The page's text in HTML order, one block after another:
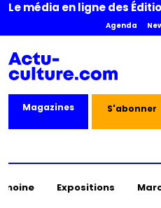
Le média en ligne des
Agenda
Magazines S'abonner
Expositions